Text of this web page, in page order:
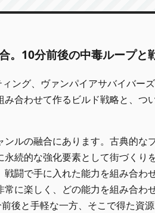
。10分前後の中毒ループと
ィング、ヴァンパイアサバイバ
合わせて作るビルド戦略と、つ
ルの融合にあります。古典的な
続的な強化要素として街づくり
闘で手に入れた能力を組み合わ
に楽しく、どの能力を組み合わ
後と手軽な一方、そこで得た資